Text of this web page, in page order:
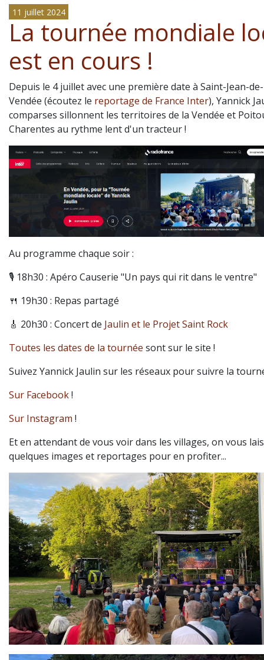
11 juillet 2024
La tournée mondiale
est en cours !
Depuis le 4 juillet avec une première date à Saint-Jean-
Vendée (écoutez le reportage de France Inter), Yannick
comparses sillonnent les territoires de la Vendée et
Charentes au rythme lent d'un tracteur !
Au programme chaque soir :
🎙 18h30 : Apéro Causerie "Un pays qui rit dans le ventre"
🍴 19h30 : Repas partagé
🎸 20h30 : Concert de Jaulin et le Projet Saint Rock
Toutes les dates de la tournée sont sur le site !
Suivez Yannick Jaulin sur les réseaux pour suivre la
Sur Facebook!
Sur Instagram !
Et en attendant de vous voir dans les villages, on vous
quelques images et reportages pour en profiter...